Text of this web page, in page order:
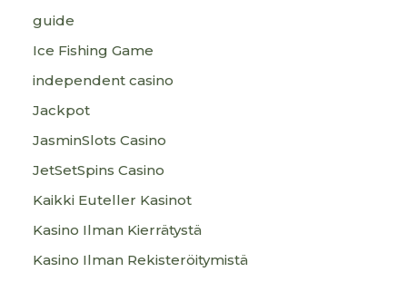
guide
Ice Fishing Game
independent casino
Jackpot
JasminSlots Casino
JetSetSpins Casino
Kaikki Euteller Kasinot
Kasino Ilman Kierrätystä
Kasino Ilman Rekisteröitymistä